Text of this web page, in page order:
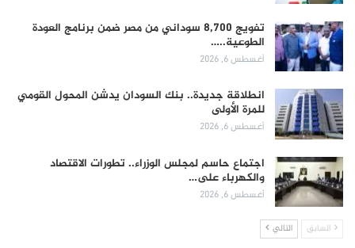
تفويج 8,700 سوداني من مصر ضمن برنامج العودة
الطوعية..…
أغسطس 6, 2026
انطلاقة جديدة.. بنك السودان يدشن المحول القومي
للمرة الأولى
أغسطس 6, 2026
اجتماع حاسم لمجلس الوزراء.. تطورات الاقتصاد
والكهرباء على…
أغسطس 6, 2026
السابق التالي